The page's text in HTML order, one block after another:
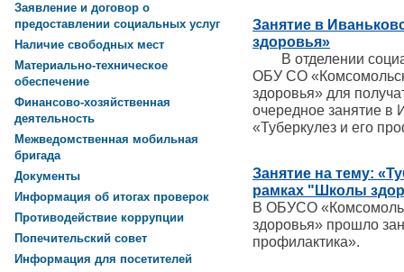
Занятие в
здоровья»
В отделении
ОБУ СО
здоровья» для
очередное занятие
«Туберкулез и его
Занятие на тему:
рамках "Школы
В ОБУСО
здоровья» прошло
профилактика».
Заявление и договор о
предоставлении социальных услуг
Наличие свободных мест
Материально-техническое
обеспечение
Финансово-хозяйственная
деятельность
Межведомственная мобильная
бригада
Документы
Информация об итогах проверок
Противодействие коррупции
Попечительский совет
Информация для посетителей